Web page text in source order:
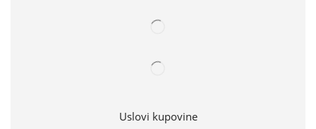
Uslovi kupovine